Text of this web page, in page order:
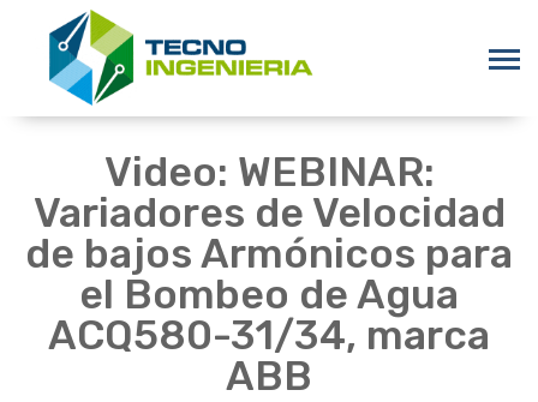
Video: WEBINAR:
Variadores de Velocidad
de bajos Armónicos para
el Bombeo de Agua
ACQ580-31/34, marca
ABB